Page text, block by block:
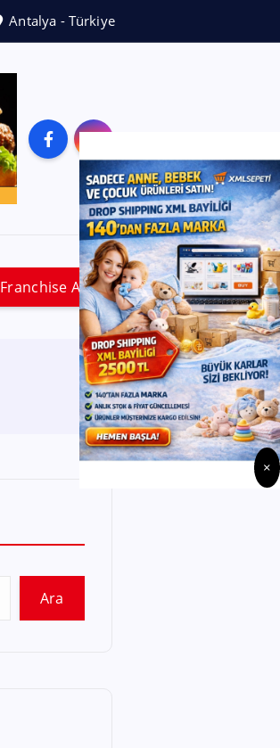
Antalya - Türkiye
Franchise Ara
Ara
×